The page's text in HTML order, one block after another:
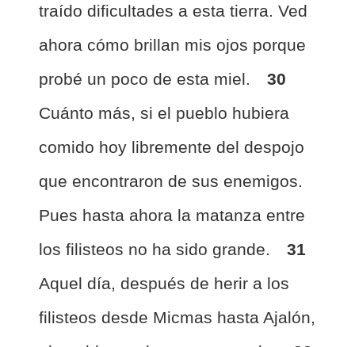
traído dificultades a esta tierra. Ved
ahora cómo brillan mis ojos porque
probé un poco de esta miel.
30
Cuánto más, si el pueblo hubiera
comido hoy libremente del despojo
que encontraron de sus enemigos.
Pues hasta ahora la matanza entre
los filisteos no ha sido grande.
31
Aquel día, después de herir a los
filisteos desde Micmas hasta Ajalón,